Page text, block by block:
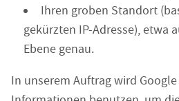
Ihren groben Standort
gekürzten IP-Adresse), etwa
Ebene genau.
In unserem Auftrag wird